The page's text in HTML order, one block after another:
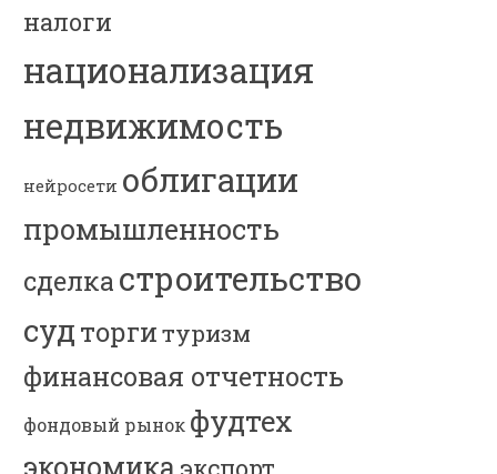
налоги
национализация
недвижимость
нейросети облигации
промышленность
сделкастроительство
судторгитуризм
финансовая отчетность
фондовый рынок фудтех